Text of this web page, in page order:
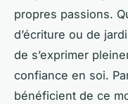
propres passions.
d’écriture ou de
de s’exprimer
confiance en soi.
bénéficient de ce